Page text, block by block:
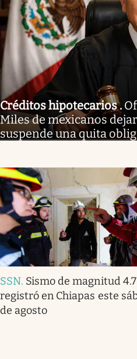
Créditos hipotecarios.
Miles de mexicanos
suspende una quita
SSN. Sismo de magnitud
registró en Chiapas este
de agosto